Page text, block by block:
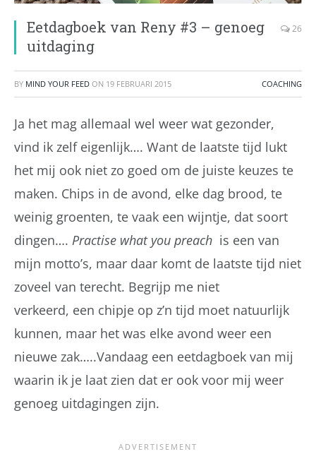
Eetdagboek van Reny #3 – genoeg
uitdaging
26
BY MIND YOUR FEED ON 19 FEBRUARI 2015 COACHING
Ja het mag allemaal wel weer wat gezonder,
vind ik zelf eigenlijk…. Want de laatste tijd lukt
het mij ook niet zo goed om de juiste keuzes te
maken. Chips in de avond, elke dag brood, te
weinig groenten, te vaak een wijntje, dat soort
dingen…. Practise what you preach is een van
mijn motto’s, maar daar komt de laatste tijd niet
zoveel van terecht. Begrijp me niet
verkeerd, een chipje op z’n tijd moet natuurlijk
kunnen, maar het was elke avond weer een
nieuwe zak…..Vandaag een eetdagboek van mij
waarin ik je laat zien dat er ook voor mij weer
genoeg uitdagingen zijn.